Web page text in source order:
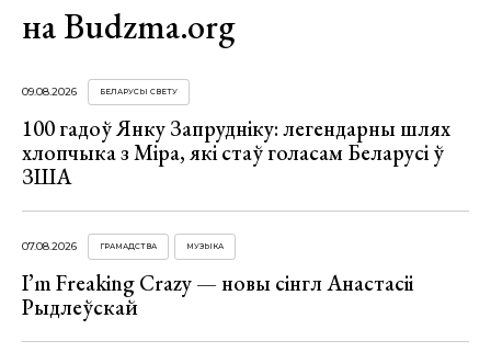
на Budzma.org
09.08.2026 БЕЛАРУСЫ СВЕТУ
100 гадоў Янку Запрудніку: легендарны шлях
хлопчыка з Міра, які стаў голасам Беларусі ў
ЗША
07.08.2026 ГРАМАДСТВА МУЗЫКА
I’m Freaking Crazy — новы сінгл Анастасіі
Рыдлеўскай